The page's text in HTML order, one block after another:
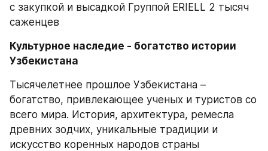
с закупкой и высадкой Группой ERIELL 2 тысяч
саженцев
Культурное наследие - богатство истории
Узбекистана
Тысячелетнее прошлое Узбекистана –
богатство, привлекающее ученых и туристов со
всего мира. История, архитектура, ремесла
древних зодчих, уникальные традиции и
искусство коренных народов страны